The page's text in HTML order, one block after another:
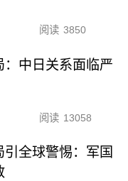
阅读 3850
：中日关系面临严
阅读 13058
引全球警惕：军国